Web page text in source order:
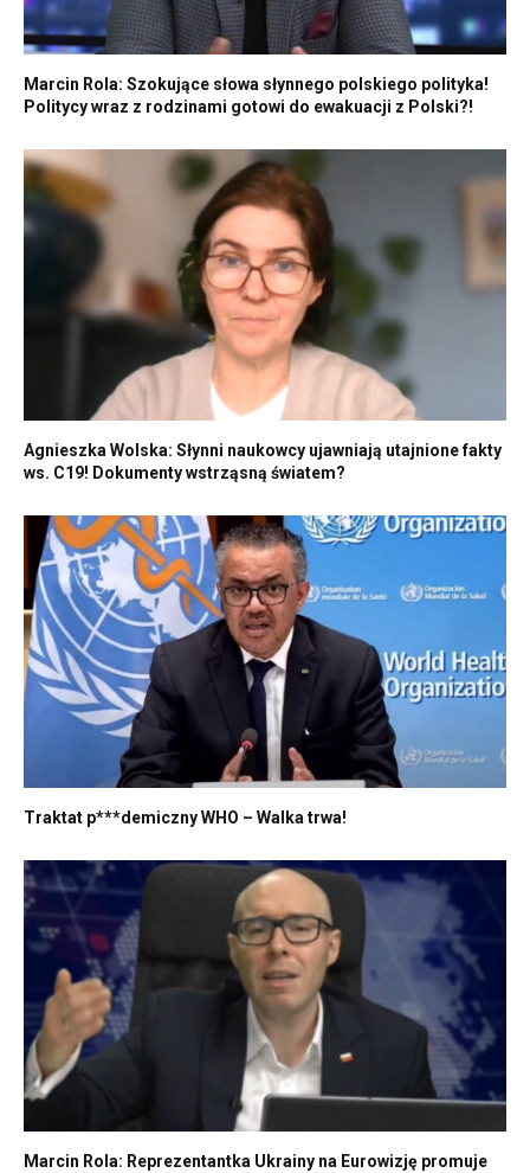
Marcin Rola: Szokujące słowa słynnego polskiego polityka!
Politycy wraz z rodzinami gotowi do ewakuacji z Polski?!
Agnieszka Wolska: Słynni naukowcy ujawniają utajnione fakty
ws. C19! Dokumenty wstrząsną światem?
Traktat p***demiczny WHO – Walka trwa!
Marcin Rola: Reprezentantka Ukrainy na Eurowizję promuje